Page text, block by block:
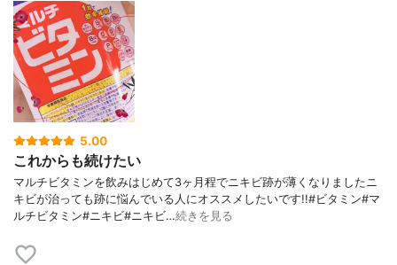
5.00
これからも続けたい
マルチビタミンを飲みはじめて3ヶ月程でニキビ跡が薄くなりましたニ
キビが治っても跡に悩んでいる人にオススメしたいです!!#ビタミン#マ
ルチビタミン#ニキビ#ニキビ…続きを見る